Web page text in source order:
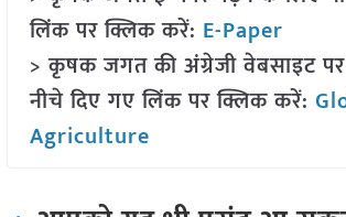
लिंक पर क्लिक करें: E-Paper
> कृषक जगत की अंग्रेजी वेबसाइट
नीचे दिए गए लिंक पर क्लिक करें:
Agriculture